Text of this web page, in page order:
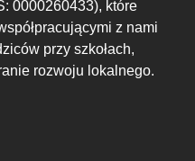
0000260433), które
z nami
przy szkołach,
rozwoju lokalnego.